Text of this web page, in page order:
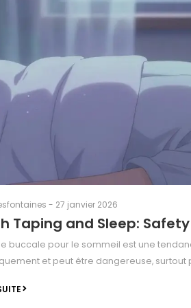
- 27 janvier 2026
Taping and Sleep:
buccale pour le sommeil est une
et peut être dangereuse,